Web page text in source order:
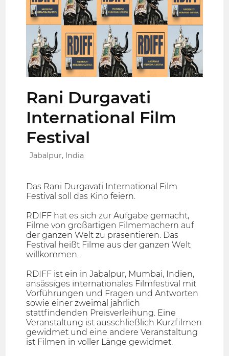
Rani Durgavati
International Film
Festival
Jabalpur, India
Das Rani Durgavati International Film
Festival soll das Kino feiern.
RDIFF hat es sich zur Aufgabe gemacht,
Filme von großartigen Filmemachern auf
der ganzen Welt zu präsentieren. Das
Festival heißt Filme aus der ganzen Welt
willkommen.
RDIFF ist ein in Jabalpur, Mumbai, Indien,
ansässiges internationales Filmfestival mit
Vorführungen und Fragen und Antworten
sowie einer zweimal jährlich
stattfindenden Preisverleihung. Eine
Veranstaltung ist ausschließlich Kurzfilmen
gewidmet und eine andere Veranstaltung
ist Filmen in voller Länge gewidmet.